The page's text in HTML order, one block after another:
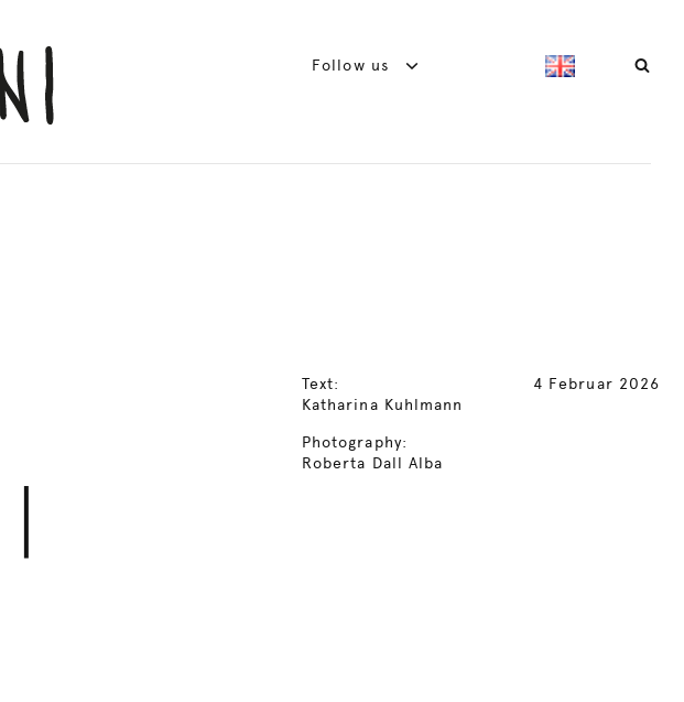
Follow us
Text:
Katharina Kuhlmann
Photography:
Roberta Dall Alba
4 Februar 2026